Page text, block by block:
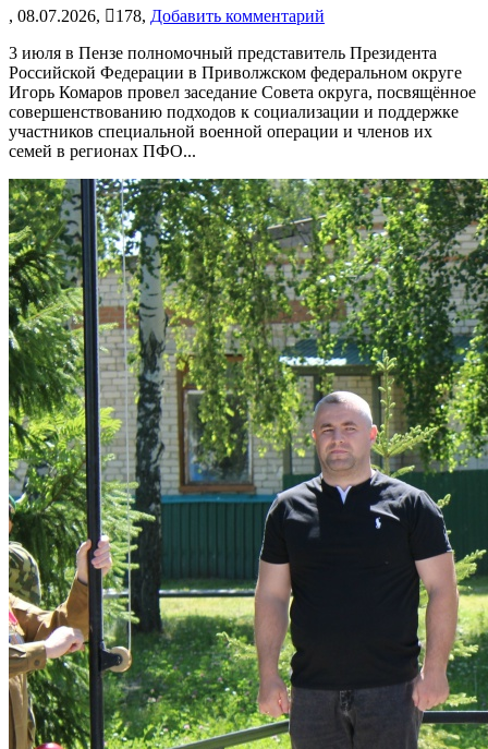
, 08.07.2026, 178, Добавить комментарий
3 июля в Пензе полномочный представитель Президента
Российской Федерации в Приволжском федеральном округе
Игорь Комаров провел заседание Совета округа, посвящённое
совершенствованию подходов к социализации и поддержке
участников специальной военной операции и членов их
семей в регионах ПФО...